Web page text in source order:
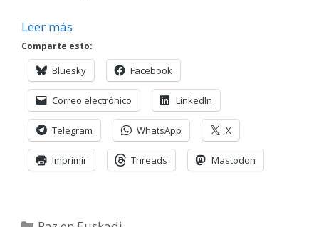
Leer más
Comparte esto:
Bluesky Facebook
Correo electrónico LinkedIn
Telegram WhatsApp X
Imprimir Threads Mastodon
Categorías